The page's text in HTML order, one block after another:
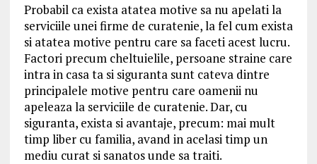
Probabil ca exista atatea motive sa nu apelati la
serviciile unei firme de curatenie, la fel cum exista
si atatea motive pentru care sa faceti acest lucru.
Factori precum cheltuielile, persoane straine care
intra in casa ta si siguranta sunt cateva dintre
principalele motive pentru care oamenii nu
apeleaza la serviciile de curatenie. Dar, cu
siguranta, exista si avantaje, precum: mai mult
timp liber cu familia, avand in acelasi timp un
mediu curat si sanatos unde sa traiti.